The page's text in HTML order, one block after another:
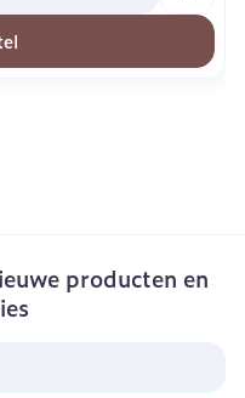
producten en